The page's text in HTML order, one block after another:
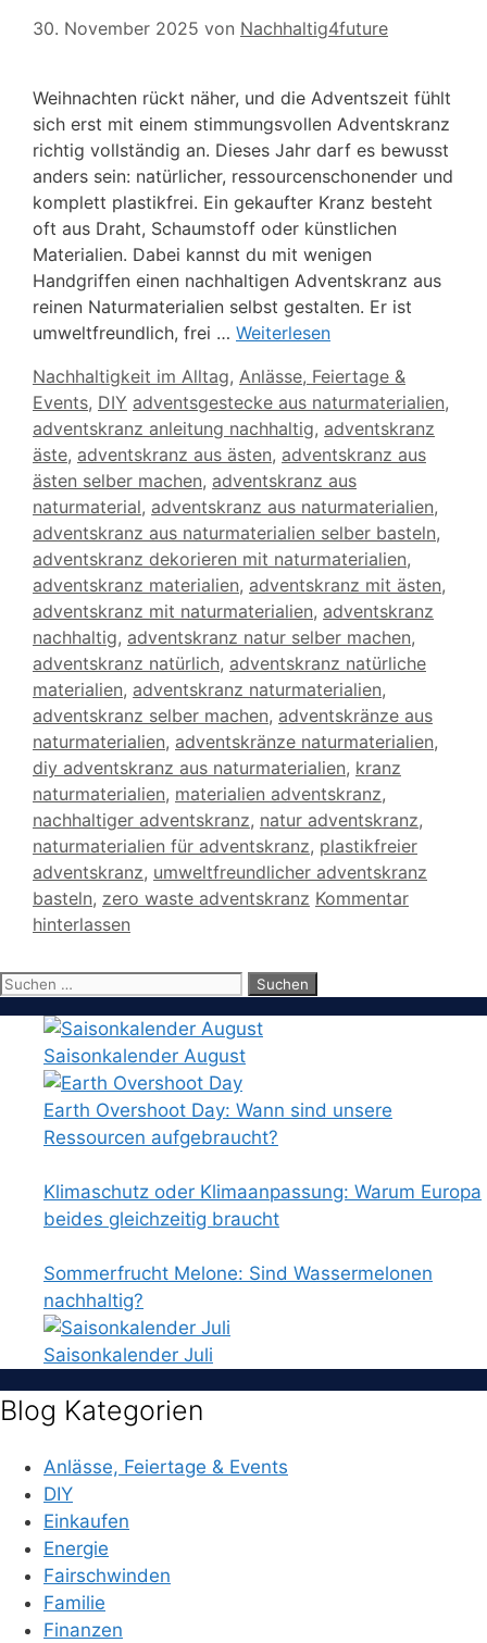
30. November 2025 von Nachhaltig4future
Weihnachten rückt näher, und die Adventszeit fühlt
sich erst mit einem stimmungsvollen Adventskranz
richtig vollständig an. Dieses Jahr darf es bewusst
anders sein: natürlicher, ressourcenschonender und
komplett plastikfrei. Ein gekaufter Kranz besteht
oft aus Draht, Schaumstoff oder künstlichen
Materialien. Dabei kannst du mit wenigen
Handgriffen einen nachhaltigen Adventskranz aus
reinen Naturmaterialien selbst gestalten. Er ist
umweltfreundlich, frei … Weiterlesen
Kategorien
Nachhaltigkeit im Alltag, Anlässe, Feiertage &
Events, DIY Schlagwörter
adventsgestecke aus naturmaterialien,
adventskranz anleitung nachhaltig, adventskranz
äste, adventskranz aus ästen, adventskranz aus
ästen selber machen, adventskranz aus
naturmaterial, adventskranz aus naturmaterialien,
adventskranz aus naturmaterialien selber basteln,
adventskranz dekorieren mit naturmaterialien,
adventskranz materialien, adventskranz mit ästen,
adventskranz mit naturmaterialien, adventskranz
nachhaltig, adventskranz natur selber machen,
adventskranz natürlich, adventskranz natürliche
materialien, adventskranz naturmaterialien,
adventskranz selber machen, adventskränze aus
naturmaterialien, adventskränze naturmaterialien,
diy adventskranz aus naturmaterialien, kranz
naturmaterialien, materialien adventskranz,
nachhaltiger adventskranz, natur adventskranz,
naturmaterialien für adventskranz, plastikfreier
adventskranz, umweltfreundlicher adventskranz
basteln, zero waste adventskranz Kommentar
hinterlassen
Suchen
Saisonkalender August
Earth Overshoot Day: Wann sind unsere
Ressourcen aufgebraucht?
Klimaschutz oder Klimaanpassung: Warum Europa
beides gleichzeitig braucht
Sommerfrucht Melone: Sind Wassermelonen
nachhaltig?
Saisonkalender Juli
Blog Kategorien
Anlässe, Feiertage & Events
DIY
Einkaufen
Energie
Fairschwinden
Familie
Finanzen